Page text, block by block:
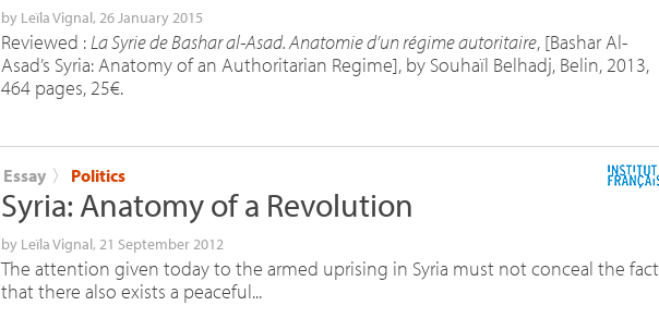
by Leïla Vignal, 26 January 2015
Reviewed :La Syrie de Bashar al-Asad. Anatomie d’un régime autoritaire, [Bashar Al-
Asad’s Syria: Anatomy of an Authoritarian Regime], by Souhaïl Belhadj, Belin, 2013,
464 pages, 25€.
Essay 〉 Politics
Syria: Anatomy of a Revolution
by Leïla Vignal, 21 September 2012
The attention given today to the armed uprising in Syria must not conceal the fact
that there also exists a peaceful...